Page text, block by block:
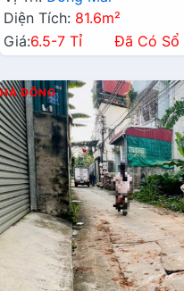
Diện Tích: 81.6m²
Giá:6.5-7 Tỉ Đã Có Sổ
HÀ ĐÔNG